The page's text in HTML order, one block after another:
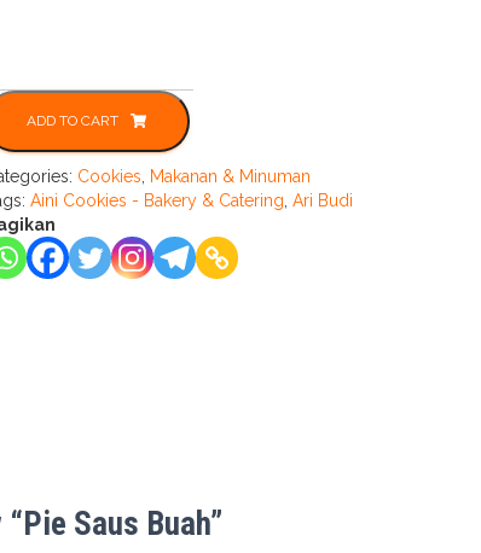
ADD TO CART
Cookies
Makanan & Minuman
Aini Cookies - Bakery & Catering Ari Budi
Saus Buah”